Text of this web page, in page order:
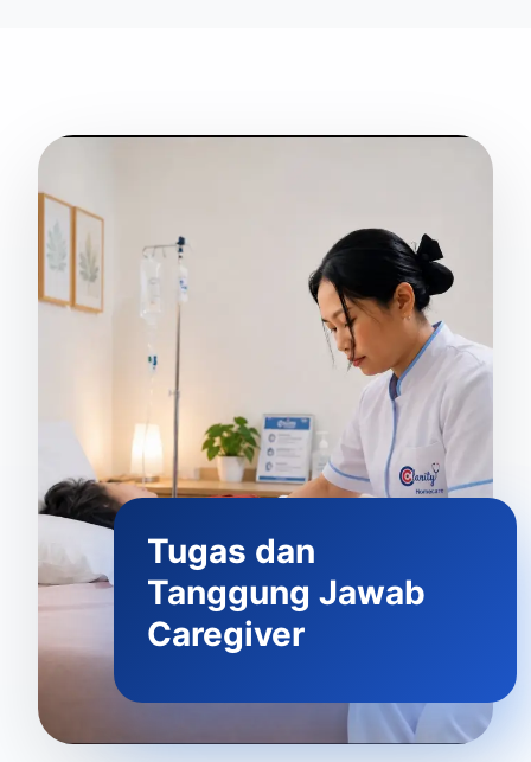
Tugas dan
Tanggung Jawab
Caregiver